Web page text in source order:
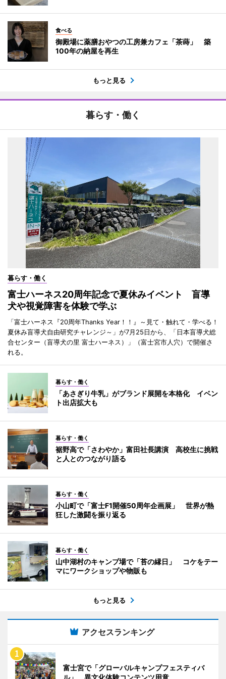
食べる
御殿場に薬膳おやつの工房兼カフェ「茶蒔」 築
100年の納屋を再生
もっと見る
暮らす・働く
暮らす・働く
富士ハーネス20周年記念で夏休みイベント 盲導
犬や視覚障害を体験で学ぶ
「富士ハーネス『20周年Thanks Year！！』～見て・触れて・学べる！
夏休み盲導犬自由研究チャレンジ～」が7月25日から、「日本盲導犬総
合センター（盲導犬の里 富士ハーネス）」（富士宮市人穴）で開催さ
れる。
暮らす・働く
「あさぎり牛乳」がブランド展開を本格化 イベン
ト出店拡大も
暮らす・働く
裾野高で「さわやか」富田社長講演 高校生に挑戦
と人とのつながり語る
暮らす・働く
小山町で「富士F1開催50周年企画展」 世界が熱
狂した激闘を振り返る
暮らす・働く
山中湖村のキャンプ場で「苔の縁日」 コケをテー
マにワークショップや物販も
もっと見る
アクセスランキング
富士宮で「グローバルキャンプフェスティバ